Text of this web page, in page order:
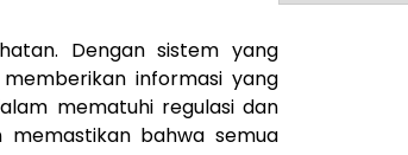
Dengan sistem yang
informasi yang
mematuhi regulasi dan
bahwa semua